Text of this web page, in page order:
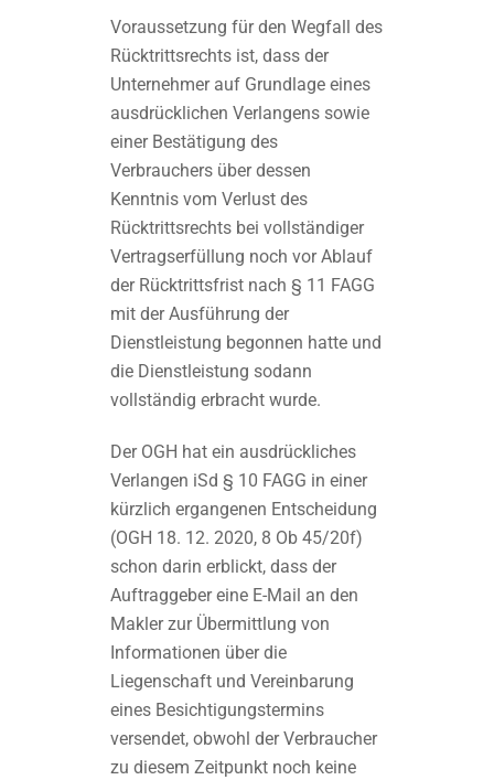
Voraussetzung für den Wegfall des
Rücktrittsrechts ist, dass der
Unternehmer auf Grundlage eines
ausdrücklichen Verlangens sowie
einer Bestätigung des
Verbrauchers über dessen
Kenntnis vom Verlust des
Rücktrittsrechts bei vollständiger
Vertragserfüllung noch vor Ablauf
der Rücktrittsfrist nach § 11 FAGG
mit der Ausführung der
Dienstleistung begonnen hatte und
die Dienstleistung sodann
vollständig erbracht wurde.
Der OGH hat ein ausdrückliches
Verlangen iSd § 10 FAGG in einer
kürzlich ergangenen Entscheidung
(OGH 18. 12. 2020, 8 Ob 45/20f)
schon darin erblickt, dass der
Auftraggeber eine E-Mail an den
Makler zur Übermittlung von
Informationen über die
Liegenschaft und Vereinbarung
eines Besichtigungstermins
versendet, obwohl der Verbraucher
zu diesem Zeitpunkt noch keine